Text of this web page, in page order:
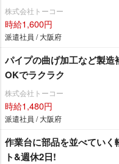
株式会社トーコー
時給1,600円
派遣社員 / 大阪府
パイプの曲げ加工など製
OKでラクラク
株式会社トーコー
時給1,480円
派遣社員 / 大阪府
作業台に部品を並べてい
ト&週休2日!